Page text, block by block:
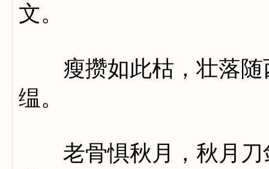
文。
瘦攒如此枯，壮落随
缊。
老骨惧秋月，秋月刀